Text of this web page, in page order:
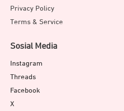
Privacy Policy
Terms & Service
Sosial Media
Instagram
Threads
Facebook
X